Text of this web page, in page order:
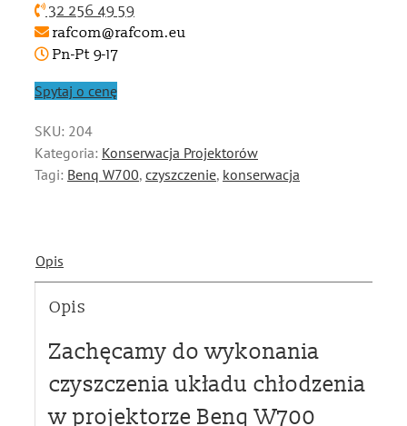
32 256 49 59
rafcom@rafcom.eu
Pn-Pt 9-17
Spytaj o cenę
SKU: 204
Kategoria: Konserwacja Projektorów
Tagi: Benq W700, czyszczenie, konserwacja
Opis
Opis
Zachęcamy do wykonania
czyszczenia układu chłodzenia
w projektorze Benq W700